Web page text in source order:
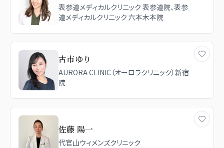
表参道メディカルクリニック 表参道院、表参
道メディカルクリニック 六本木本院
古市ゆり
AURORA CLINIC（オーロラクリニック）新宿
院
佐藤 陽一
代官山ウィメンズクリニック